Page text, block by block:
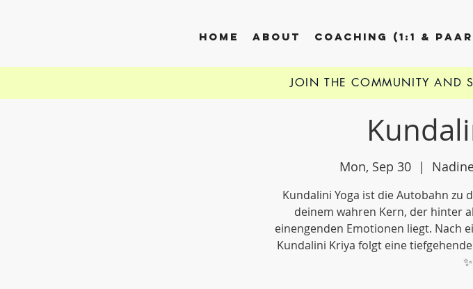
HOME ABOUT COACHING (1:1 &
Mon, Sep 30
  |
Kundalini Yoga ist die Autobahn zu
deinem wahren Kern, der hinter
einengenden Emotionen liegt. Nach
Kundalini Kriya folgt eine
✨
JOIN THE COMMUNITY AND